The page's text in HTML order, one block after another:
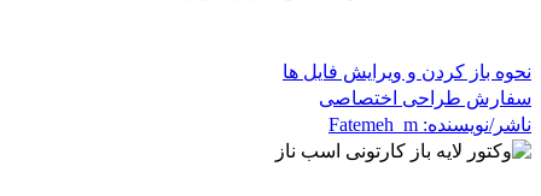
نحوه باز کردن و ویرایش فایل ها
سفارش طراحی اختصاصی
ناشر/نویسنده: Fatemeh_m